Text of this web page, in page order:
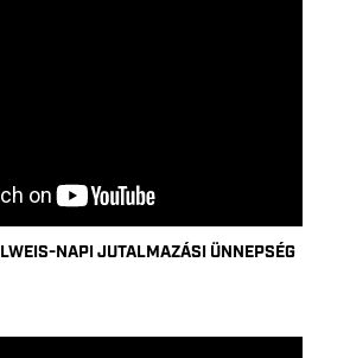
NAPI JUTALMAZÁSI ÜNNEPSÉG